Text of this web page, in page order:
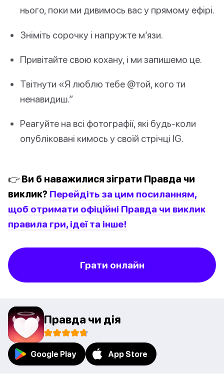
нього, поки ми дивимось вас у прямому ефірі.
Зніміть сорочку і напружте м’язи.
Привітайте свою кохану, і ми запишемо це.
Твітнути «Я люблю тебе @той, кого ти
ненавидиш.”
Реагуйте на всі фотографії, які будь-коли
опубліковані кимось у своїй стрічці IG.
👉 Ви б наважилися зіграти Правда чи
виклик? Перейдіть за цим посиланням,
щоб отримати офіційні Правда чи виклик
правила гри, ідеї та інше!
Грати онлайн
Правда чи дія
Google Play App Store